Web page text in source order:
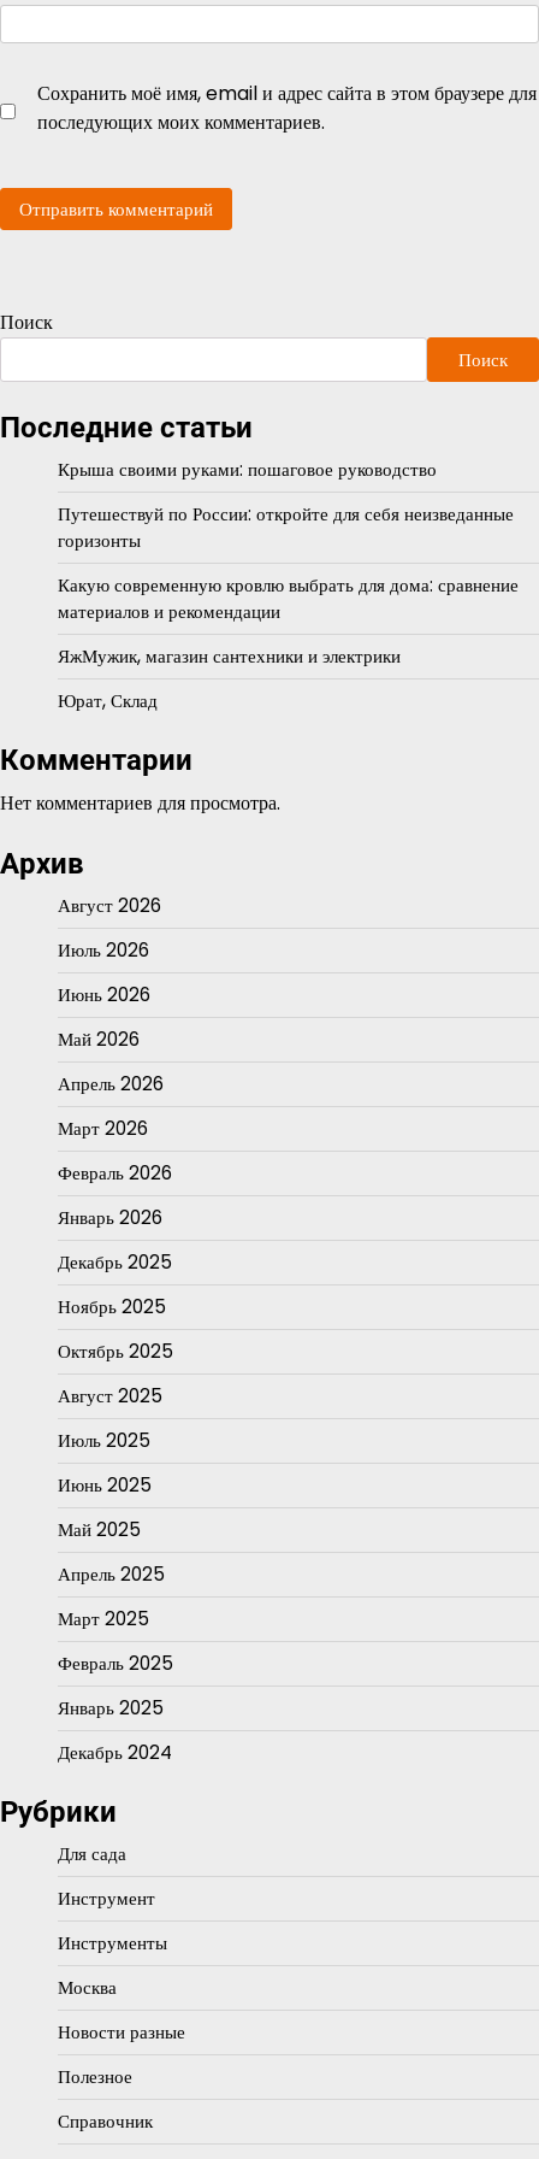
Сохранить моё имя, email и адрес сайта в этом браузере для
последующих моих комментариев.
Поиск
Поиск
Последние статьи
Крыша своими руками: пошаговое руководство
Путешествуй по России: откройте для себя неизведанные
горизонты
Какую современную кровлю выбрать для дома: сравнение
материалов и рекомендации
ЯжМужик, магазин сантехники и электрики
Юрат, Склад
Комментарии
Нет комментариев для просмотра.
Архив
Август 2026
Июль 2026
Июнь 2026
Май 2026
Апрель 2026
Март 2026
Февраль 2026
Январь 2026
Декабрь 2025
Ноябрь 2025
Октябрь 2025
Август 2025
Июль 2025
Июнь 2025
Май 2025
Апрель 2025
Март 2025
Февраль 2025
Январь 2025
Декабрь 2024
Рубрики
Для сада
Инструмент
Инструменты
Москва
Новости разные
Полезное
Справочник